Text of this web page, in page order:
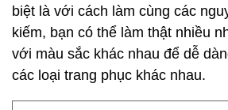
biệt là với cách làm cùng các
kiếm, bạn có thể làm thật nhiều
với màu sắc khác nhau để dễ
các loại trang phục khác nhau.